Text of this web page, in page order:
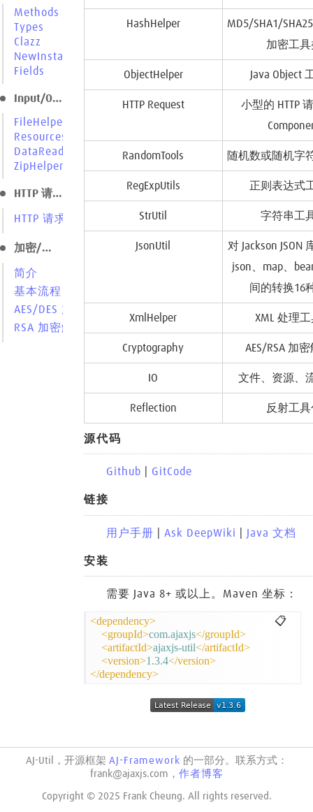
Methods
Types
Clazz
NewInstance
Fields
Input/Output 输入/输出
FileHelper
Resources
DataReader/DataWriter
ZipHelper
HTTP 请求
HTTP 请求
加密/解密
简介
基本流程
AES/DES 加密解密
RSA 加密解密
HashHelper
MD5/SHA1/
加密工具
ObjectHelper Java Object
HTTP Request
小型的 HTTP
RandomTools 随机数或随机字
RegExpUtils 正则表达式
StrUtil 字符串工
JsonUtil
对 Jackson JSON
json、map、
间的转换16
XmlHelper XML 处理
Cryptography AES/RSA 加
IO 文件、资源、
Reflection 反射工
源代码
Github GitCode
链接
用户手册 Ask DeepWiki Java 文档
安装
需要 Java 8+ 或以上。Maven 坐标：
📋
<dependency>
<groupId>com.ajaxjs</groupId>
<artifactId>ajaxjs-util</artifactId>
<version>1.3.4</version>
</dependency>
AJ-Util，开源框架 AJ-Framework 的一部分。联系方式：
frank@ajaxjs.com， 作者博客
Copyright © 2025 Frank Cheung. All rights reserved.